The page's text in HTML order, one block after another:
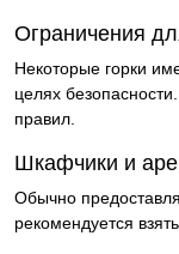
Ограничения
Некоторые горки
целях
правил.
Шкафчики и
Обычно
рекомендуется